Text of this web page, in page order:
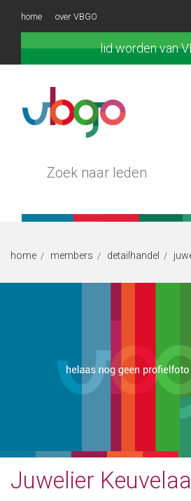
home over VBGO
lid worden van
home / members / detailhandel /
Juwelier